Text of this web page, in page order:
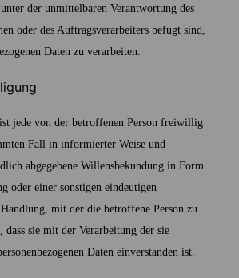
der unmittelbaren Verantwortung des
oder des Auftragsverarbeiters befugt sind,
Daten zu verarbeiten.
jede von der betroffenen Person freiwillig
Fall in informierter Weise und
abgegebene Willensbekundung in Form
oder einer sonstigen eindeutigen
mit der die betroffene Person zu
dass sie mit der Verarbeitung der sie
Daten einverstanden ist.